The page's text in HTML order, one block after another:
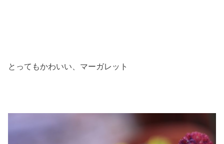
とってもかわいい、マーガレット